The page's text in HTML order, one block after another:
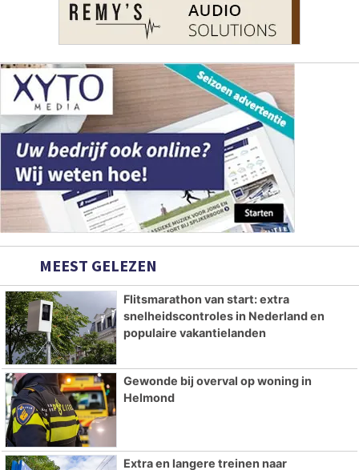
MEEST GELEZEN
Flitsmarathon van start: extra
snelheidscontroles in Nederland en
populaire vakantielanden
Gewonde bij overval op woning in
Helmond
Extra en langere treinen naar